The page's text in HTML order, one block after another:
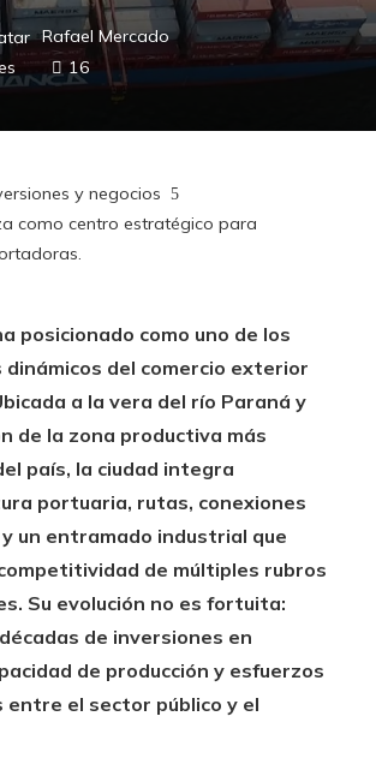
Rafael Mercado
16
y negocios
como centro estratégico para
posicionado como uno de los
dinámicos del comercio exterior
a la vera del río Paraná y
de la zona productiva más
país, la ciudad integra
portuaria, rutas, conexiones
un entramado industrial que
de múltiples rubros
Su evolución no es fortuita:
de inversiones en
de producción y esfuerzos
entre el sector público y el